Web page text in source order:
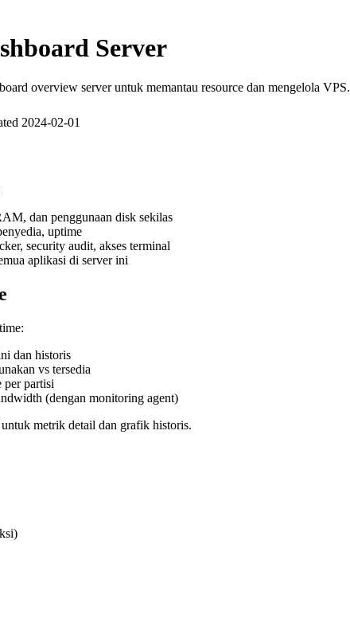
Server
overview server untuk memantau resource dan mengelola VPS.
2024-02-01
dan penggunaan disk sekilas
uptime
security audit, akses terminal
aplikasi di server ini
dan historis
vs tersedia
per partisi
(dengan monitoring agent)
metrik detail dan grafik historis.